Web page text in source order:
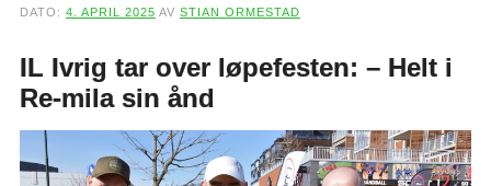
DATO: 4. APRIL 2025 AV STIAN ORMESTAD
IL Ivrig tar over løpefesten: – Helt i
Re-mila sin ånd